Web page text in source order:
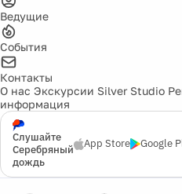
Ведущие
События
Контакты
О нас Экскурсии Silver Studio
информация
Слушайте
Серебряный
дождь
App Store Google